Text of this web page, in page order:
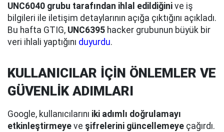
UNC6040 grubu tarafından ihlal edildiğini ve iş
bilgileri ile iletişim detaylarının açığa çıktığını açıkladı.
Bu hafta GTIG, UNC6395 hacker grubunun büyük bir
veri ihlali yaptığını duyurdu.
KULLANICILAR İÇİN ÖNLEMLER VE
GÜVENLİK ADIMLARI
Google, kullanıcılarını iki adımlı doğrulamayı
etkinleştirmeye ve şifrelerini güncellemeye çağırdı.